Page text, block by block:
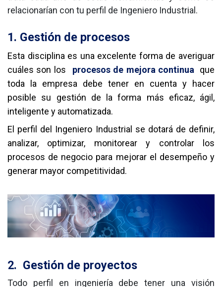
relacionarían con tu perfil de Ingeniero Industrial.
1. Gestión de procesos
Esta disciplina es una excelente forma de averiguar
cuáles son los
procesos de mejora continua
que
toda la empresa debe tener en cuenta y hacer
posible su gestión de la forma más eficaz, ágil,
inteligente y automatizada.
El perfil del Ingeniero Industrial se dotará de definir,
analizar, optimizar, monitorear y controlar los
procesos de negocio para mejorar el desempeño y
generar mayor competitividad.
2. Gestión de proyectos
Todo perfil en ingeniería debe tener una visión